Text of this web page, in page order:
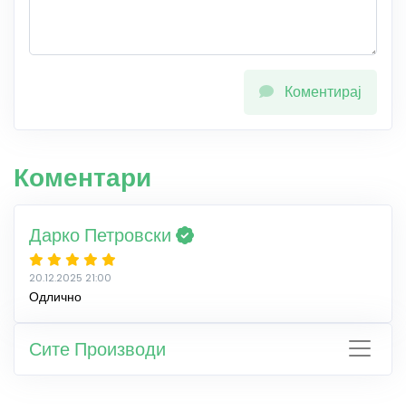
Коментирај
Коментари
Дарко Петровски
20.12.2025 21:00
Одлично
Сите Производи